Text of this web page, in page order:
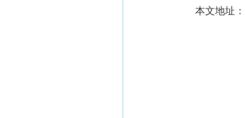
本文地址：